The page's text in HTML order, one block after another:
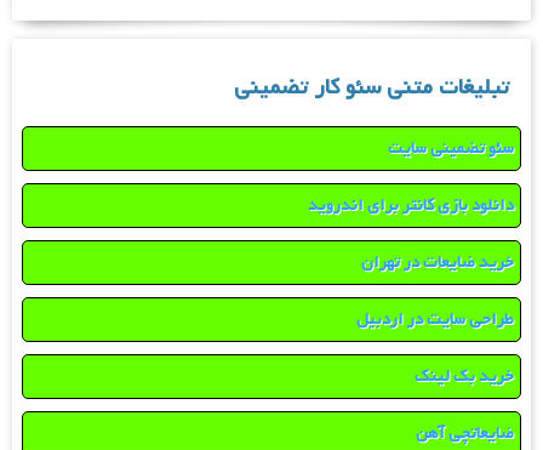
تبلیغات متنی سئو کار تضمینی
سئو تضمینی سایت
دانلود بازی کانتر برای اندروید
خرید ضایعات در تهران
طراحی سایت در اردبیل
خرید بک لینک
ضایعاتچی آهن